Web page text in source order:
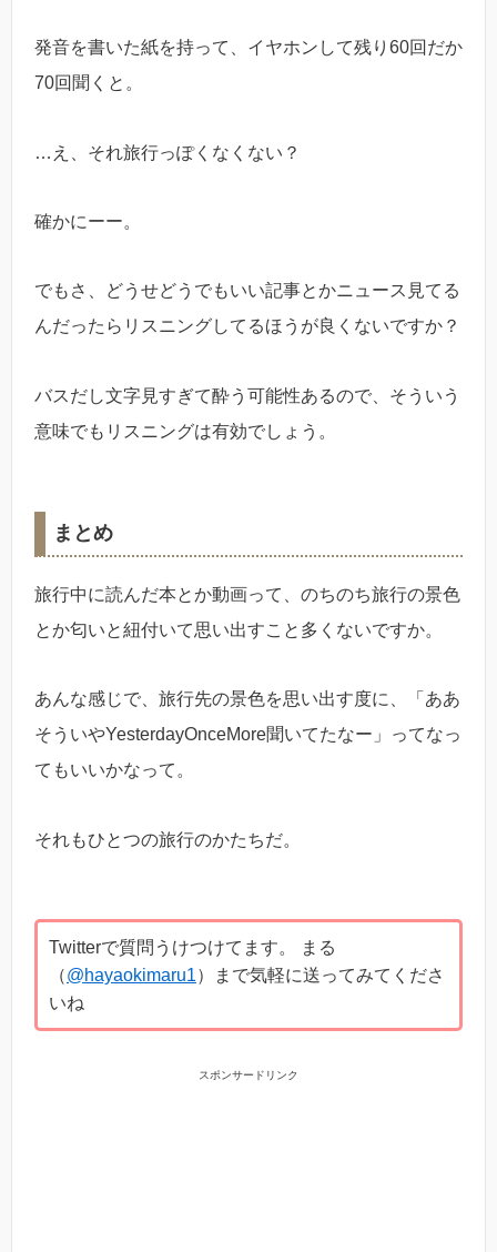
発音を書いた紙を持って、イヤホンして残り60回だか
70回聞くと。
…え、それ旅行っぽくなくない？
確かにーー。
でもさ、どうせどうでもいい記事とかニュース見てる
んだったらリスニングしてるほうが良くないですか？
バスだし文字見すぎて酔う可能性あるので、そういう
意味でもリスニングは有効でしょう。
まとめ
旅行中に読んだ本とか動画って、のちのち旅行の景色
とか匂いと紐付いて思い出すこと多くないですか。
あんな感じで、旅行先の景色を思い出す度に、「ああ
そういやYesterdayOnceMore聞いてたなー」ってなっ
てもいいかなって。
それもひとつの旅行のかたちだ。
Twitterで質問うけつけてます。 まる
（@hayaokimaru1）まで気軽に送ってみてくださ
いね
スポンサードリンク